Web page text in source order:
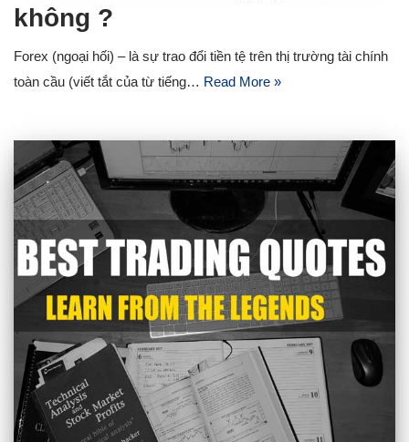
không ?
Forex (ngoại hối) – là sự trao đổi tiền tệ trên thị trường tài chính
toàn cầu (viết tắt của từ tiếng… Read More »